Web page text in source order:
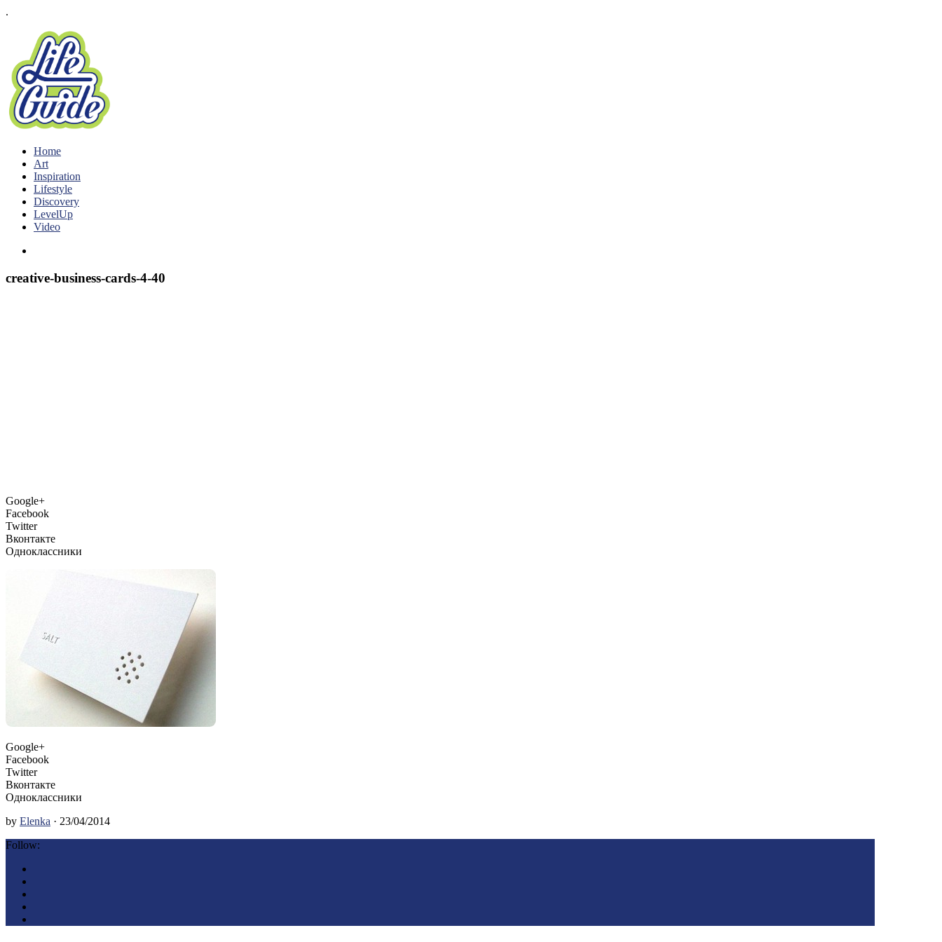
.
Home
Art
Inspiration
Lifestyle
Discovery
LevelUp
Video
creative-business-cards-4-40
Google+
Facebook
Twitter
Вконтакте
Одноклассники
Google+
Facebook
Twitter
Вконтакте
Одноклассники
by Elenka · 23/04/2014
Follow: